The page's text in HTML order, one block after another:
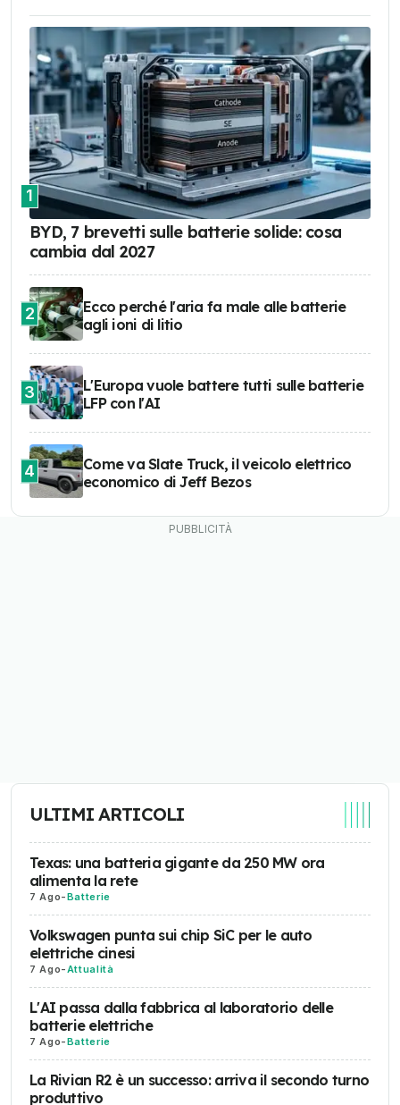
1
BYD, 7 brevetti sulle batterie solide: cosa
cambia dal 2027
2
Ecco perché l'aria fa male alle batterie
agli ioni di litio
3
L'Europa vuole battere tutti sulle batterie
LFP con l'AI
4
Come va Slate Truck, il veicolo elettrico
economico di Jeff Bezos
ULTIMI ARTICOLI
Texas: una batteria gigante da 250 MW ora
alimenta la rete
7 Ago-Batterie
Volkswagen punta sui chip SiC per le auto
elettriche cinesi
7 Ago-Attualità
L'AI passa dalla fabbrica al laboratorio delle
batterie elettriche
7 Ago-Batterie
La Rivian R2 è un successo: arriva il secondo turno
produttivo